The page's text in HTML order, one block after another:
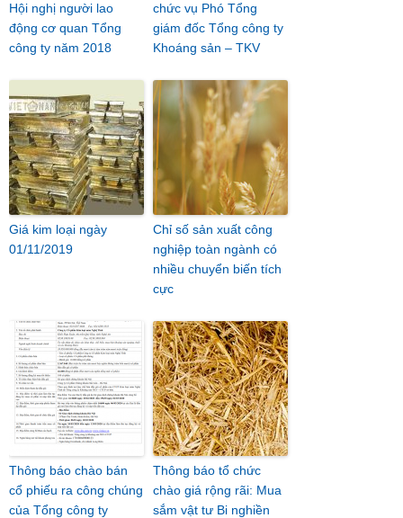
Hội nghị người lao
động cơ quan Tổng
công ty năm 2018
chức vụ Phó Tổng
giám đốc Tổng công ty
Khoáng sản – TKV
Giá kim loại ngày
01/11/2019
Chỉ số sản xuất công
nghiệp toàn ngành có
nhiều chuyển biến tích
cực
Thông báo chào bán
cổ phiếu ra công chúng
của Tổng công ty
Thông báo tổ chức
chào giá rộng rãi: Mua
sắm vật tư Bi nghiền